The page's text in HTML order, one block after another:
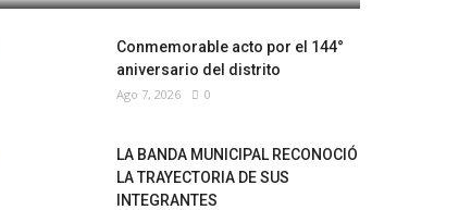
Conmemorable acto por el 144°
aniversario del distrito
Ago 7, 2026 0
LA BANDA MUNICIPAL RECONOCIÓ
LA TRAYECTORIA DE SUS
INTEGRANTES